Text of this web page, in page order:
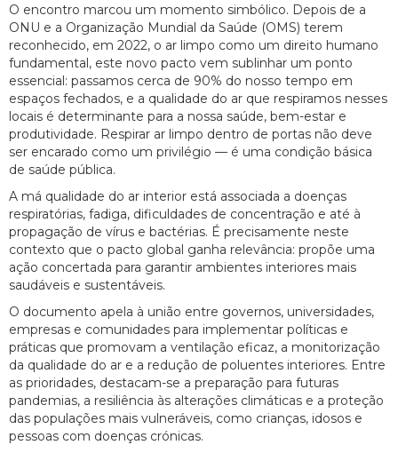
O encontro marcou um momento simbólico. Depois de a
ONU e a Organização Mundial da Saúde (OMS) terem
reconhecido, em 2022, o ar limpo como um direito humano
fundamental, este novo pacto vem sublinhar um ponto
essencial: passamos cerca de 90% do nosso tempo em
espaços fechados, e a qualidade do ar que respiramos nesses
locais é determinante para a nossa saúde, bem-estar e
produtividade. Respirar ar limpo dentro de portas não deve
ser encarado como um privilégio — é uma condição básica
de saúde pública.
A má qualidade do ar interior está associada a doenças
respiratórias, fadiga, dificuldades de concentração e até à
propagação de vírus e bactérias. É precisamente neste
contexto que o pacto global ganha relevância: propõe uma
ação concertada para garantir ambientes interiores mais
saudáveis e sustentáveis.
O documento apela à união entre governos, universidades,
empresas e comunidades para implementar políticas e
práticas que promovam a ventilação eficaz, a monitorização
da qualidade do ar e a redução de poluentes interiores. Entre
as prioridades, destacam-se a preparação para futuras
pandemias, a resiliência às alterações climáticas e a proteção
das populações mais vulneráveis, como crianças, idosos e
pessoas com doenças crónicas.